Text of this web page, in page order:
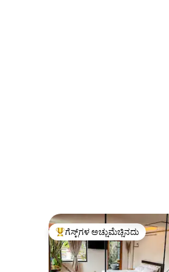
ಗೆಸ್ಟ್‌ಗಳಿಗೆ ಅತಿ ಹೆಚ್ಚು ಅಚ್ಚುಮೆಚ್ಚಿನದು
ಗೆಸ್ಟ್‌ಗಳ ಅಚ್ಚುಮೆಚ್ಚಿನದು